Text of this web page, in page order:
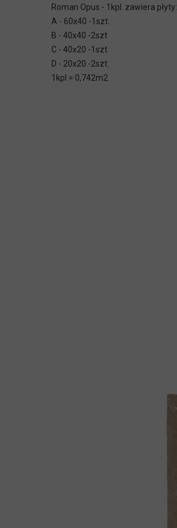
Roman Opus - 1kpl. zawiera płyty:
A - 60x40 -1szt.
B - 40x40 -2szt
C - 40x20 -1szt
D - 20x20 -2szt.
1kpl = 0,742m2